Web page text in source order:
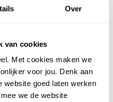
Over
van cookies
Met cookies maken we
voor jou. Denk aan
website goed laten werken
we de website